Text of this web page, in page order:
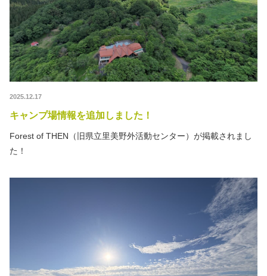
2025.12.17
キャンプ場情報を追加しました！
Forest of THEN（旧県立里美野外活動センター）が掲載されまし
た！